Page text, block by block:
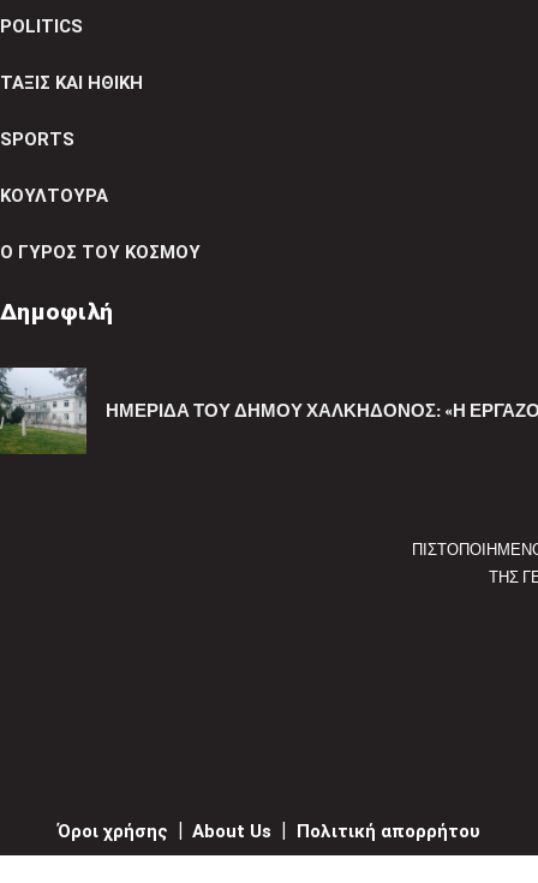
POLITICS
ΤΑΞΙΣ ΚΑΙ ΗΘΙΚΗ
SPORTS
ΚΟΥΛΤΟΥΡΑ
Ο ΓΥΡΟΣ ΤΟΥ ΚΟΣΜΟΥ
Δημοφιλή
ΗΜΕΡΊΔΑ ΤΟΥ ΔΉΜΟΥ ΧΑΛΚΗΔΌΝΟΣ: «Η
ΤΗΣ
Όροι χρήσης About Us Πολιτική απορρήτου